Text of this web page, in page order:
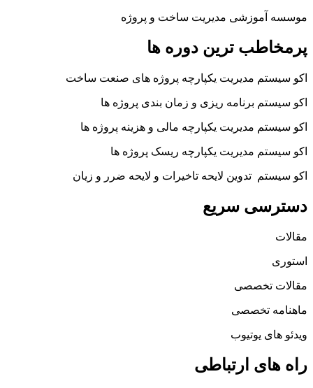
موسسه آموزشی مدیریت ساخت و پروژه
پرمخاطب ترین دوره ها
اکو سیستم مدیریت یکپارچه پروژه های صنعت ساخت
اکو سیستم برنامه ریزی و زمان بندی پروژه ها
اکو سیستم مدیریت یکپارچه مالی و هزینه پروژه ها
اکو سیستم مدیریت یکپارچه ریسک پروژه ها
اکو سیستم تدوین لایحه تاخیرات و لایحه ضرر و زیان
دسترسی سریع
مقالات
استوری
مقالات تخصصی
ماهنامه تخصصی
ویدئو های یوتیوب
راه های ارتباطی